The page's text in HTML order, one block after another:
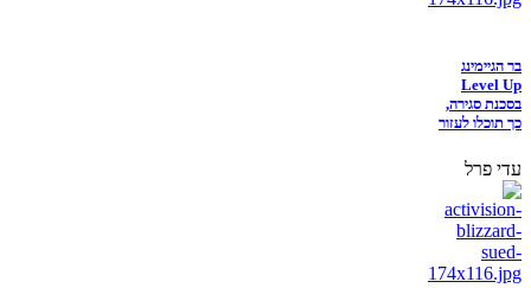
בר הגיימינג
Level Up
בסכנת סגירה,
כך תוכלו לעזור
עדי פרל